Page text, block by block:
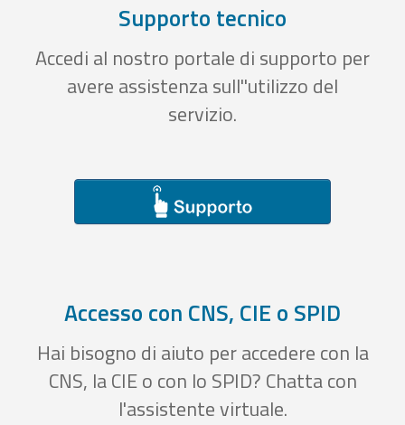
Supporto tecnico
Accedi al nostro portale di supporto per
avere assistenza sull''utilizzo del
servizio.
Accesso con CNS, CIE o SPID
Hai bisogno di aiuto per accedere con la
CNS, la CIE o con lo SPID? Chatta con
l'assistente virtuale.